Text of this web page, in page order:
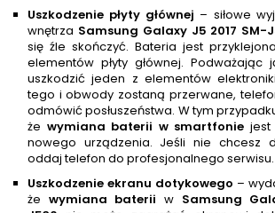
Uszkodzenie płyty głównej – siłowe
wnętrza Samsung Galaxy J5 2017 SM-
się źle skończyć. Bateria jest
elementów płyty głównej. Podważając
uszkodzić jeden z elementów
tego i obwody zostaną przerwane,
odmówić posłuszeństwa. W tym
że wymiana baterii w smartfonie jest
nowego urządzenia. Jeśli nie chcesz
oddaj telefon do profesjonalnego serwisu.
Uszkodzenie ekranu dotykowego –
że wymiana baterii w Samsung